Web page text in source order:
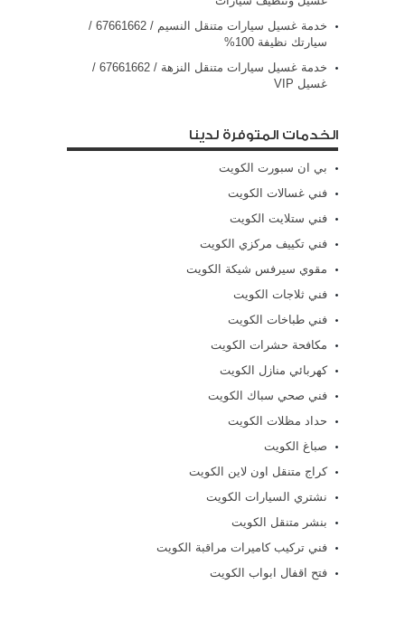
خدمة غسيل سيارات متنقل النسيم / 67661662 /
سيارتك نظيفة 100%
خدمة غسيل سيارات متنقل النزهة / 67661662 /
غسيل VIP
الخدمات المتوفرة لدينا
بي ان سبورت الكويت
فني غسالات الكويت
فني ستلايت الكويت
فني تكييف مركزي الكويت
مقوي سيرفس شيكة الكويت
فني ثلاجات الكويت
فني طباخات الكويت
مكافحة حشرات الكويت
كهربائي منازل الكويت
فني صحي سباك الكويت
حداد مظلات الكويت
صباغ الكويت
كراج متنقل اون لاين الكويت
نشتري السيارات الكويت
بنشر متنقل الكويت
فني تركيب كاميرات مراقبة الكويت
فتح اقفال ابواب الكويت